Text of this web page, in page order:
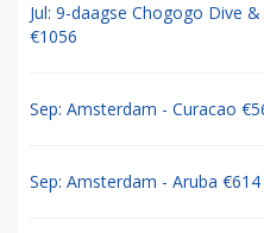
Jul: 9-daagse Chogogo Dive
€1056
Sep: Amsterdam - Curacao
Sep: Amsterdam - Aruba €614